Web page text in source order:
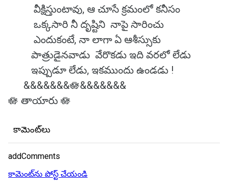
వీక్షిస్తుంటావు, ఆ చూసే క్రమంలో కనీసం
ఒక్కసారి నీ దృష్టిని నాపై సారించు
ఎందుకంటే, నా లాగా ఏ ఆశీస్సుకు
పాత్రుడైనవాడు వేరొకడు ఇది వరలో లేడు
ఇప్పుడూ లేడు, ఇకముందు ఉండడు !
&&&&&&&🪷&&&&&&&
🪷 తాయారు 🪷
కామెంట్‌లు
addComments
కామెంట్‌ను పోస్ట్ చేయండి